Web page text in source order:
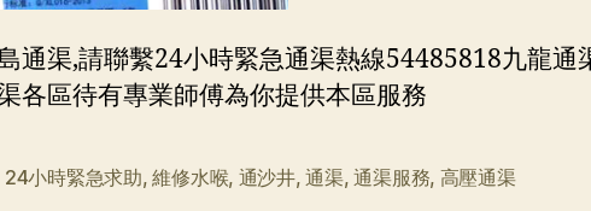
通渠,請聯繫24小時緊急通渠熱線54485818九龍通
各區待有專業師傅為你提供本區服務
24小時緊急求助,維修水喉, 通沙井,通渠,通渠服務, 高壓通渠